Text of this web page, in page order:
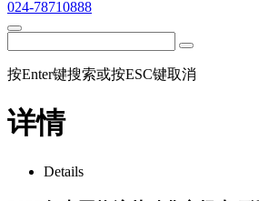
024-78710888
按Enter键搜索或按ESC键取消
详情
Details